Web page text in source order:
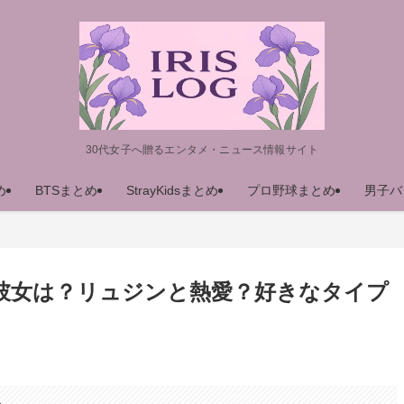
30代女子へ贈るエンタメ・ニュース情報サイト
BTSまとめ StrayKidsまとめ プロ野球まとめ 男子
は？リュジンと熱愛？好きなタイプ